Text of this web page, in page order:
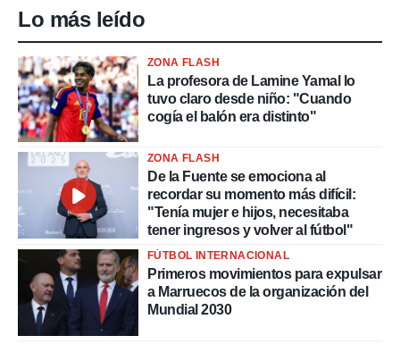
Lo más leído
ZONA FLASH
La profesora de Lamine Yamal lo
tuvo claro desde niño: "Cuando
cogía el balón era distinto"
ZONA FLASH
De la Fuente se emociona al
recordar su momento más difícil:
"Tenía mujer e hijos, necesitaba
tener ingresos y volver al fútbol"
FÚTBOL INTERNACIONAL
Primeros movimientos para expulsar
a Marruecos de la organización del
Mundial 2030